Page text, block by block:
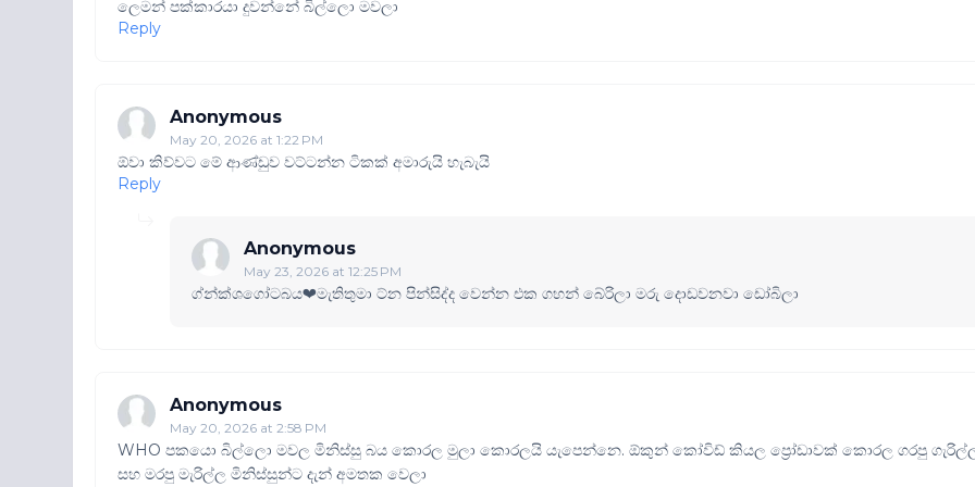
ලෙමන් පක්කාරයා දුවන්නේ බිල්ලො මවලා
Reply
Anonymous
May 20, 2026 at 1:22 PM
ඕවා කිව්වට මේ ආණ්ඩුව වට්ටන්න ටිකක් අමාරුයි හැබැයි
Reply
Anonymous
May 23, 2026 at 12:25 PM
ග්න්ක්ශගෝටබය❤මැතිතුමා ට්න පින්සිද්ද වෙන්න එක ගහන් බේරිලා මරු දොඩවනවා ඩෝබිලා
Anonymous
May 20, 2026 at 2:58 PM
WHO පකයො බිල්ලො මවල මිනිස්සු බය කොරල මුලා කොරලයි යැපෙන්නෙ. ඕකුන් කෝවිඩ් කියල ප්‍රෝඩාවක් කොරල ගරපු
සහ මරපු මැරිල්ල මිනිස්සුන්ට දැන් අමතක වෙලා